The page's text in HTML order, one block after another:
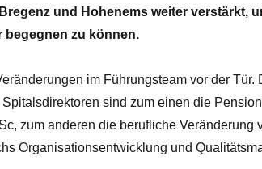
und Hohenems weiter verstärkt,
begegnen zu können.
im Führungsteam vor der Tür.
sind zum einen die
zum anderen die berufliche Veränderung
Organisationsentwicklung und